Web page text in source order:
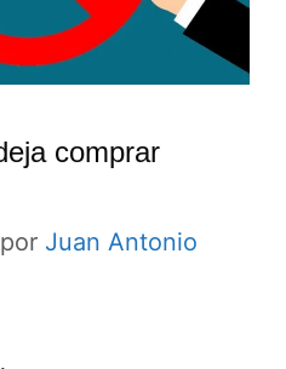
comprar
por Juan Antonio